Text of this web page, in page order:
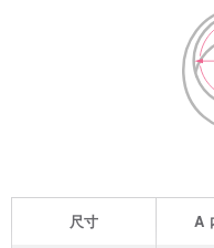
尺寸 A